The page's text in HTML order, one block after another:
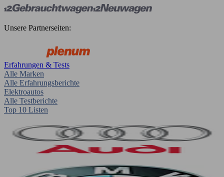
Unsere Partnerseiten:
Erfahrungen & Tests
Alle Marken
Alle Erfahrungsberichte
Elektroautos
Alle Testberichte
Top 10 Listen